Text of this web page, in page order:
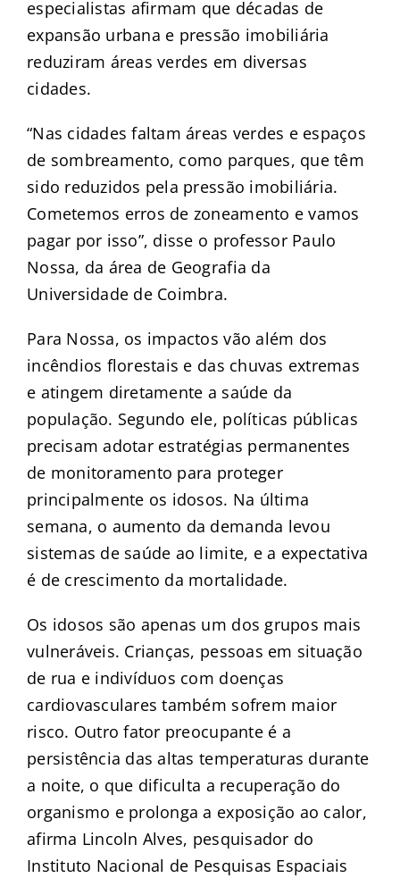
especialistas afirmam que décadas de
expansão urbana e pressão imobiliária
reduziram áreas verdes em diversas
cidades.
“Nas cidades faltam áreas verdes e espaços
de sombreamento, como parques, que têm
sido reduzidos pela pressão imobiliária.
Cometemos erros de zoneamento e vamos
pagar por isso”, disse o professor Paulo
Nossa, da área de Geografia da
Universidade de Coimbra.
Para Nossa, os impactos vão além dos
incêndios florestais e das chuvas extremas
e atingem diretamente a saúde da
população. Segundo ele, políticas públicas
precisam adotar estratégias permanentes
de monitoramento para proteger
principalmente os idosos. Na última
semana, o aumento da demanda levou
sistemas de saúde ao limite, e a expectativa
é de crescimento da mortalidade.
Os idosos são apenas um dos grupos mais
vulneráveis. Crianças, pessoas em situação
de rua e indivíduos com doenças
cardiovasculares também sofrem maior
risco. Outro fator preocupante é a
persistência das altas temperaturas durante
a noite, o que dificulta a recuperação do
organismo e prolonga a exposição ao calor,
afirma Lincoln Alves, pesquisador do
Instituto Nacional de Pesquisas Espaciais